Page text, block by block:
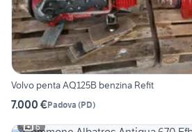
Volvo penta AQ125B benzina Refit
7.000 €Padova (PD)
6